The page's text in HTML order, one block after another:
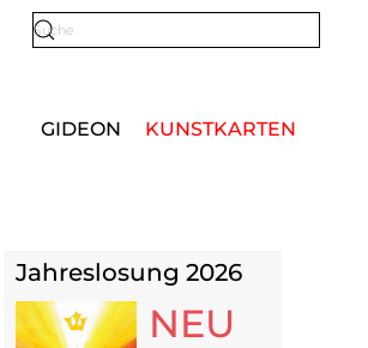
GIDEON KUNSTKARTEN
Jahreslosung 2026
NEU